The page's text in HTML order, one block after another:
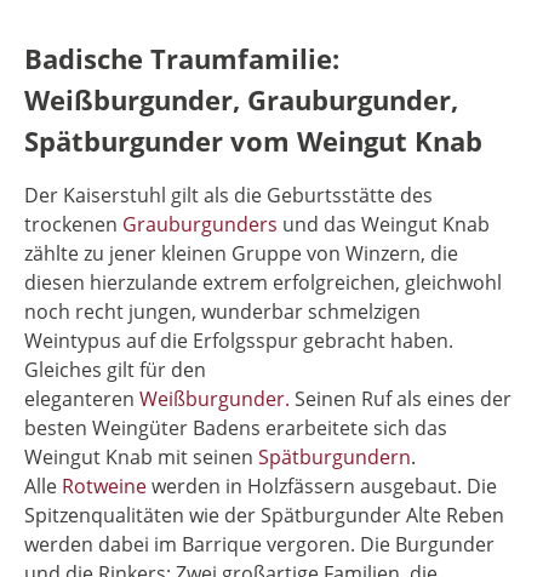
Badische Traumfamilie:
Weißburgunder, Grauburgunder,
Spätburgunder vom Weingut Knab
Der Kaiserstuhl gilt als die Geburtsstätte des
trockenen Grauburgunders und das Weingut Knab
zählte zu jener kleinen Gruppe von Winzern, die
diesen hierzulande extrem erfolgreichen, gleichwohl
noch recht jungen, wunderbar schmelzigen
Weintypus auf die Erfolgsspur gebracht haben.
Gleiches gilt für den
eleganteren Weißburgunder. Seinen Ruf als eines der
besten Weingüter Badens erarbeitete sich das
Weingut Knab mit seinen Spätburgundern.
Alle Rotweinewerden in Holzfässern ausgebaut. Die
Spitzenqualitäten wie der Spätburgunder Alte Reben
werden dabei im Barrique vergoren. Die Burgunder